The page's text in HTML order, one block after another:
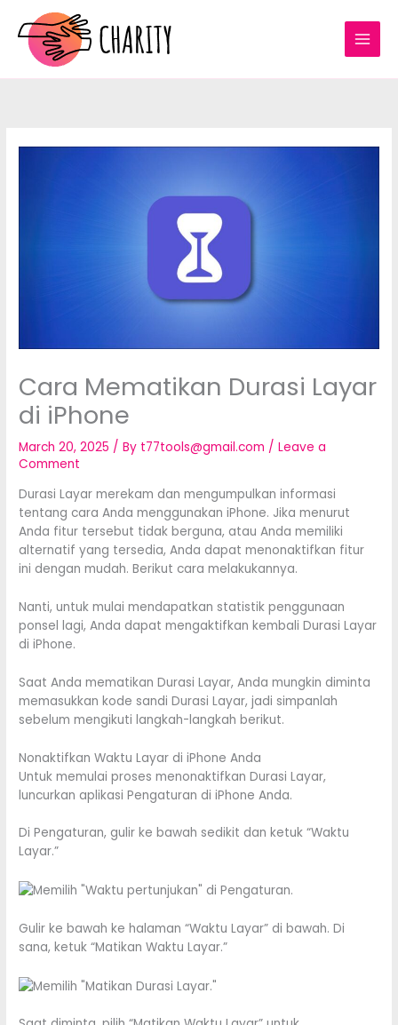
content
Cara Mematikan Durasi Layar
di iPhone
March 20, 2025 / By t77tools@gmail.com /Leave a
Comment
Durasi Layar merekam dan mengumpulkan informasi
tentang cara Anda menggunakan iPhone. Jika menurut
Anda fitur tersebut tidak berguna, atau Anda memiliki
alternatif yang tersedia, Anda dapat menonaktifkan fitur
ini dengan mudah. Berikut cara melakukannya.
Nanti, untuk mulai mendapatkan statistik penggunaan
ponsel lagi, Anda dapat mengaktifkan kembali Durasi Layar
di iPhone.
Saat Anda mematikan Durasi Layar, Anda mungkin diminta
memasukkan kode sandi Durasi Layar, jadi simpanlah
sebelum mengikuti langkah-langkah berikut.
Nonaktifkan Waktu Layar di iPhone Anda
Untuk memulai proses menonaktifkan Durasi Layar,
luncurkan aplikasi Pengaturan di iPhone Anda.
Di Pengaturan, gulir ke bawah sedikit dan ketuk “Waktu
Layar.”
Gulir ke bawah ke halaman “Waktu Layar” di bawah. Di
sana, ketuk “Matikan Waktu Layar.”